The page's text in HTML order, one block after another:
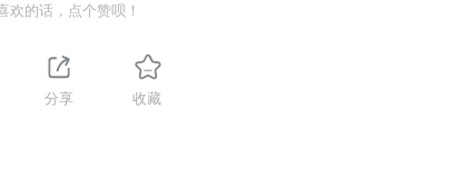
欢的话，点个赞呗！
分享 收藏